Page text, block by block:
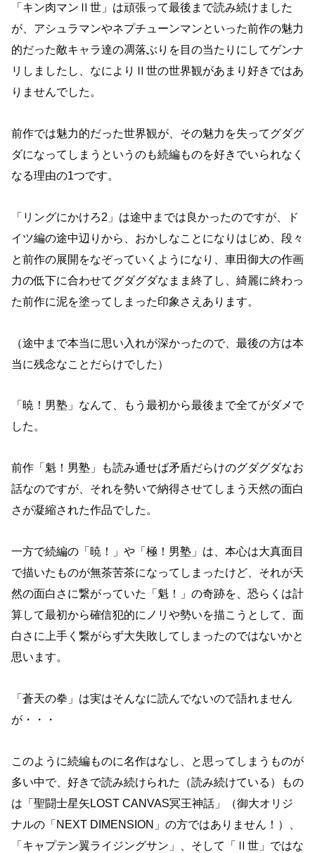
「キン肉マンⅡ世」は頑張って最後まで読み続けました
が、アシュラマンやネプチューンマンといった前作の魅力
的だった敵キャラ達の凋落ぶりを目の当たりにしてゲンナ
リしましたし、なによりⅡ世の世界観があまり好きではあ
りませんでした。
前作では魅力的だった世界観が、その魅力を失ってグダグ
ダになってしまうというのも続編ものを好きでいられなく
なる理由の1つです。
「リングにかけろ2」は途中までは良かったのですが、ド
イツ編の途中辺りから、おかしなことになりはじめ、段々
と前作の展開をなぞっていくようになり、車田御大の作画
力の低下に合わせてグダグダなまま終了し、綺麗に終わっ
た前作に泥を塗ってしまった印象さえあります。
（途中まで本当に思い入れが深かったので、最後の方は本
当に残念なことだらけでした）
「暁！男塾」なんて、もう最初から最後まで全てがダメで
した。
前作「魁！男塾」も読み通せば矛盾だらけのグダグダなお
話なのですが、それを勢いで納得させてしまう天然の面白
さが凝縮された作品でした。
一方で続編の「暁！」や「極！男塾」は、本心は大真面目
で描いたものが無茶苦茶になってしまったけど、それが天
然の面白さに繋がっていた「魁！」の奇跡を、恐らくは計
算して最初から確信犯的にノリや勢いを描こうとして、面
白さに上手く繋がらず大失敗してしまったのではないかと
思います。
「蒼天の拳」は実はそんなに読んでないので語れません
が・・・
このように続編ものに名作はなし、と思ってしまうものが
多い中で、好きで読み続けられた（読み続けている）もの
は「聖闘士星矢LOST CANVAS冥王神話」（御大オリジ
ナルの「NEXT DIMENSION」の方ではありません！）、
「キャプテン翼ライジングサン」、そして「Ⅱ世」ではな